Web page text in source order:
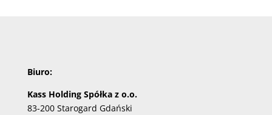
Biuro:
Kass Holding Spółka z o.o.
83-200 Starogard Gdański